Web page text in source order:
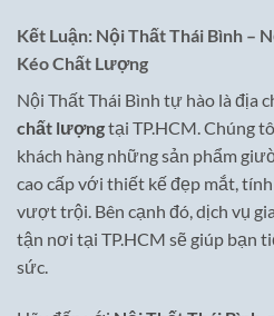
Kết Luận: Nội Thất Thái Bình –
Kéo Chất Lượng
Nội Thất Thái Bình tự hào là địa
chất lượngtại TP.HCM. Chúng
khách hàng những sản phẩm
cao cấp với thiết kế đẹp mắt,
vượt trội. Bên cạnh đó, dịch vụ
tận nơi tại TP.HCM sẽ giúp bạn
sức.